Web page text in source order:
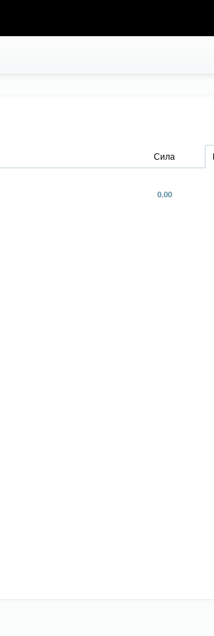
Сила
0.00